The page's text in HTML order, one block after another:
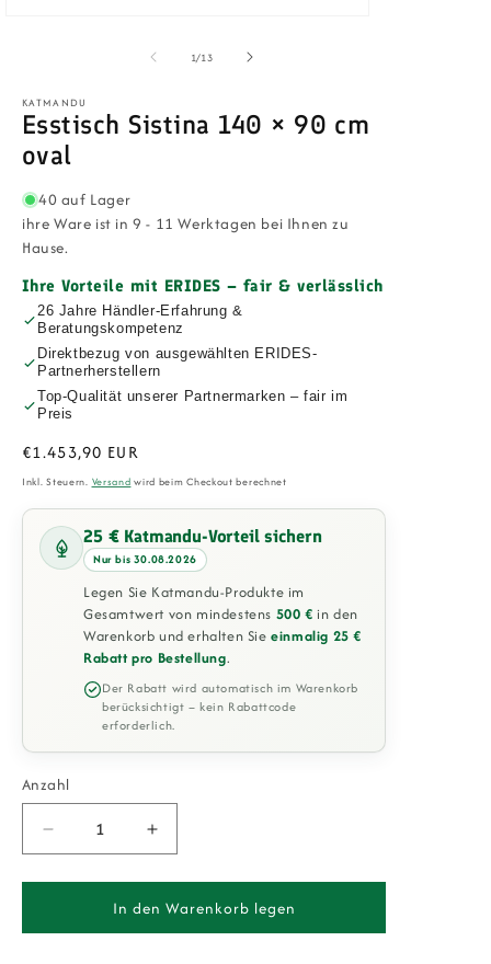
1/von
13
KATMANDU
Esstisch Sistina 140 × 90 cm
oval
40 auf Lager
ihre Ware ist in 9 - 11 Werktagen bei Ihnen zu
Hause.
Ihre Vorteile mit ERIDES – fair & verlässlich
26 Jahre Händler-Erfahrung &
Beratungskompetenz
Direktbezug von ausgewählten ERIDES-
Partnerherstellern
Top-Qualität unserer Partnermarken – fair im
Preis
Normaler
Preis
€1.453,90 EUR
Inkl. Steuern. Versand wird beim Checkout berechnet
25 € Katmandu-Vorteil sichern
Nur bis 30.08.2026
Legen Sie Katmandu-Produkte im
Gesamtwert von mindestens 500 € in den
Warenkorb und erhalten Sieeinmalig 25 €
Rabatt pro Bestellung.
Der Rabatt wird automatisch im Warenkorb
berücksichtigt – kein Rabattcode
erforderlich.
Anzahl
Verringere
die
Menge
Esstisch
Erhöhe
die
Menge
für
Esstisch
In den Warenkorb legen